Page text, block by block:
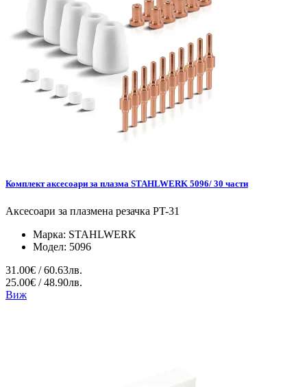
Комплект аксесоари за плазма STAHLWERK 5096/ 30 части
Аксесоари за плазмена резачка PT-31
Марка: STAHLWERK
Модел: 5096
31.00€ / 60.63лв.
25.00€ / 48.90лв.
Виж